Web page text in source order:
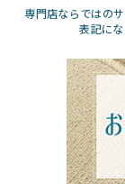
専門店ならではの
表記に